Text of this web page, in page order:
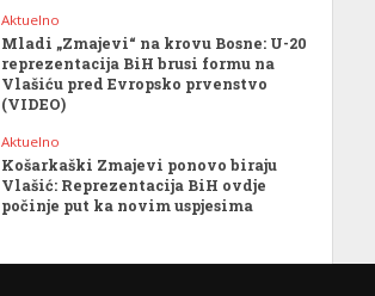
Aktuelno
Mladi „Zmajevi“ na krovu Bosne: U-20
reprezentacija BiH brusi formu na
Vlašiću pred Evropsko prvenstvo
(VIDEO)
Aktuelno
Košarkaški Zmajevi ponovo biraju
Vlašić: Reprezentacija BiH ovdje
počinje put ka novim uspjesima